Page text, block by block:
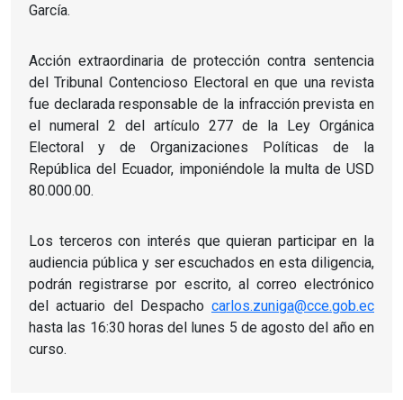
García.
Acción extraordinaria de protección contra sentencia
del Tribunal Contencioso Electoral en que una revista
fue declarada responsable de la infracción prevista en
el numeral 2 del artículo 277 de la Ley Orgánica
Electoral y de Organizaciones Políticas de la
República del Ecuador, imponiéndole la multa de USD
80.000.00.
Los terceros con interés que quieran participar en la
audiencia pública y ser escuchados en esta diligencia,
podrán registrarse por escrito, al correo electrónico
del actuario del Despacho carlos.zuniga@cce.gob.ec
hasta las 16:30 horas del lunes 5 de agosto del año en
curso.